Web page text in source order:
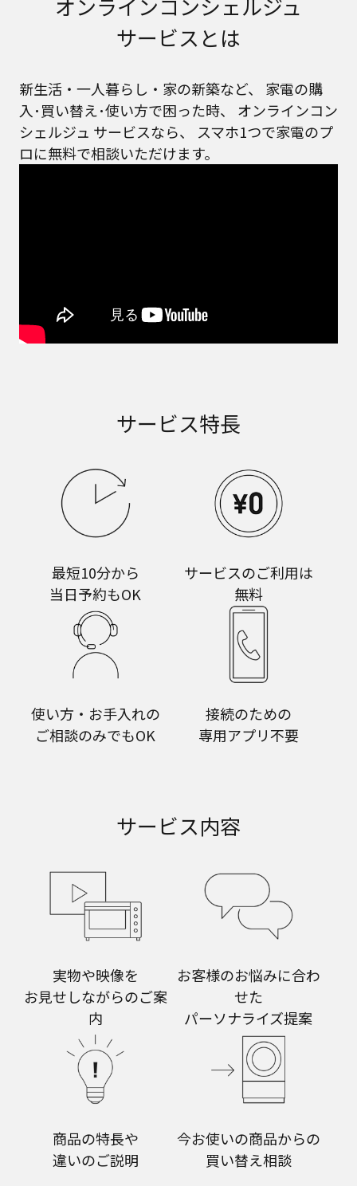
サービスとは
新生活・一人暮らし・家の新築など、
家電の購
入･買い替え･使い方で困った時、
オンラインコン
シェルジュ サービスなら、
スマホ1つで家電のプ
ロに無料で相談いただけます。
サービス特長
最短10分から
当日予約もOK
サービスのご利用は
無料
使い方・お手入れの
ご相談のみでもOK
接続のための
専用アプリ不要
サービス内容
実物や映像を
お見せしながらのご案
内
お客様のお悩みに合わ
せた
パーソナライズ提案
商品の特長や
違いのご説明
今お使いの商品からの
買い替え相談